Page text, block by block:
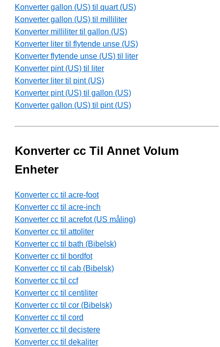
Konverter gallon (US) til quart (US)
Konverter gallon (US) til milliliter
Konverter milliliter til gallon (US)
Konverter liter til flytende unse (US)
Konverter flytende unse (US) til liter
Konverter pint (US) til liter
Konverter liter til pint (US)
Konverter pint (US) til gallon (US)
Konverter gallon (US) til pint (US)
Konverter cc Til Annet Volum
Enheter
Konverter cc til acre-foot
Konverter cc til acre-inch
Konverter cc til acrefot (US måling)
Konverter cc til attoliter
Konverter cc til bath (Bibelsk)
Konverter cc til bordfot
Konverter cc til cab (Bibelsk)
Konverter cc til ccf
Konverter cc til centiliter
Konverter cc til cor (Bibelsk)
Konverter cc til cord
Konverter cc til decistere
Konverter cc til dekaliter